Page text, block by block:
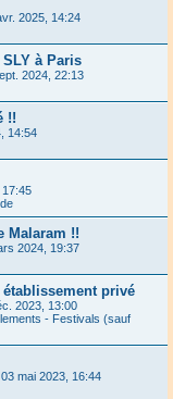
2025, 14:24
à Paris
2024, 22:13
!!
14:54
17:45
Malaram !!
2024, 19:37
privé
2023, 13:00
- Festivals (sauf
mai 2023, 16:44